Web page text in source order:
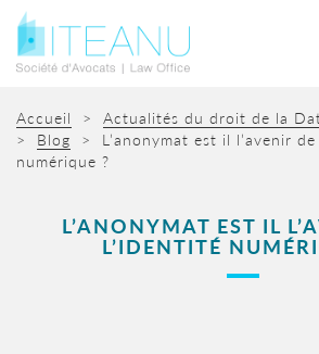
Accueil > Actualités du droit de la
> Blog > L’anonymat est il l’avenir
numérique ?
L’ANONYMAT EST IL
L’IDENTITÉ